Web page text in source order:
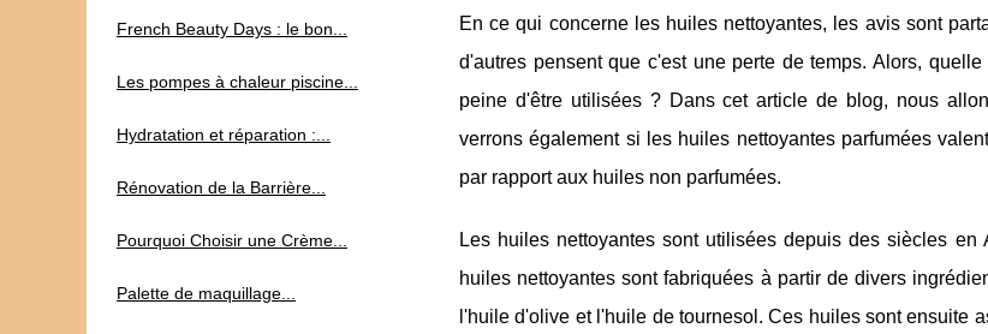
En ce qui concerne les huiles nettoyantes, les avis sont
d'autres pensent que c'est une perte de temps. Alors,
peine d'être utilisées ? Dans cet article de blog, nous
verrons également si les huiles nettoyantes parfumées
par rapport aux huiles non parfumées.
Les huiles nettoyantes sont utilisées depuis des siècles
huiles nettoyantes sont fabriquées à partir de divers
l'huile d'olive et l'huile de tournesol. Ces huiles sont ensuite
French Beauty Days : le bon...
Les pompes à chaleur piscine...
Hydratation et réparation :...
Rénovation de la Barrière...
Pourquoi Choisir une Crème...
Palette de maquillage...